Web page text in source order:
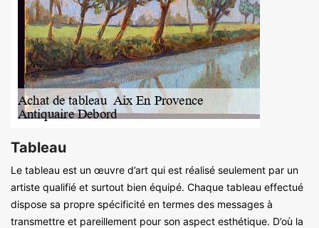
Tableau
Le tableau est un œuvre d’art qui est réalisé seulement par un
artiste qualifié et surtout bien équipé. Chaque tableau effectué
dispose sa propre spécificité en termes des messages à
transmettre et pareillement pour son aspect esthétique. D’où la